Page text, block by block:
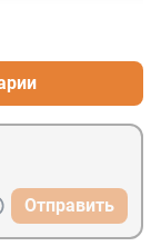
Отправить